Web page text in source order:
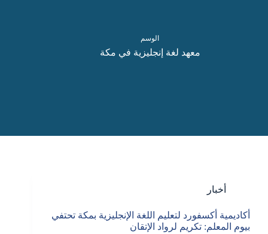
الوسم
معهد لغة إنجليزية في مكة
أخبار
أكاديمية أكسفورد لتعليم اللغة الإنجليزية بمكة تحتفي
بيوم المعلم: تكريم لرواد الإتقان